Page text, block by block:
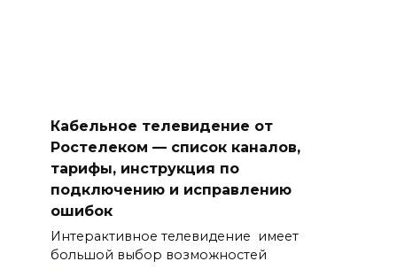
Кабельное телевидение от
Ростелеком — список каналов,
тарифы, инструкция по
подключению и исправлению
ошибок
Интерактивное телевидение имеет
большой выбор возможностей